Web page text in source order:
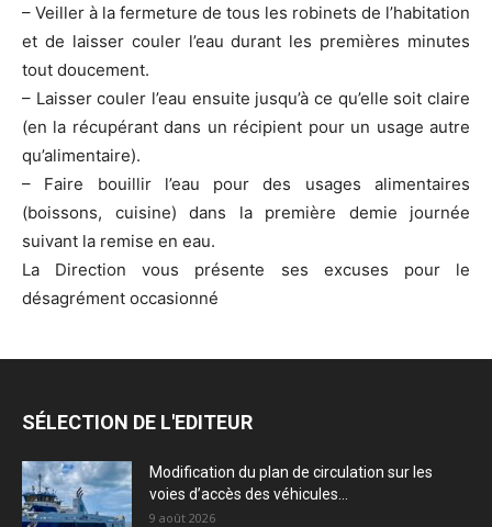
– Veiller à la fermeture de tous les robinets de l’habitation
et de laisser couler l’eau durant les premières minutes
tout doucement.
– Laisser couler l’eau ensuite jusqu’à ce qu’elle soit claire
(en la récupérant dans un récipient pour un usage autre
qu’alimentaire).
– Faire bouillir l’eau pour des usages alimentaires
(boissons, cuisine) dans la première demie journée
suivant la remise en eau.
La Direction vous présente ses excuses pour le
désagrément occasionné
SÉLECTION DE L'EDITEUR
Modification du plan de circulation sur les
voies d’accès des véhicules...
9 août 2026